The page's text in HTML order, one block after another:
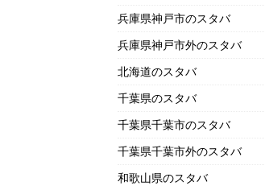
兵庫県神戸市のスタバ
兵庫県神戸市外のスタバ
北海道のスタバ
千葉県のスタバ
千葉県千葉市のスタバ
千葉県千葉市外のスタバ
和歌山県のスタバ